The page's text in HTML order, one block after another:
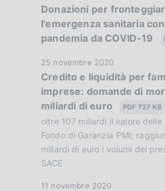
n
e
:
c
a
z
i
o
n
e
:
a
t
a
u
b
b
l
i
c
a
z
i
Donazioni per
l'emergenza sanitaria
pandemia da COVID-19
D
a
t
a
P
u
b
b
25 novembre 2020
Credito e liquidità per
imprese: domande di
miliardi di euro
PDF 727 KB
oltre 107 miliardi il valore delle
Fondo di Garanzia PMI;
miliardi di euro i volumi dei
SACE
D
11 novembre 2020